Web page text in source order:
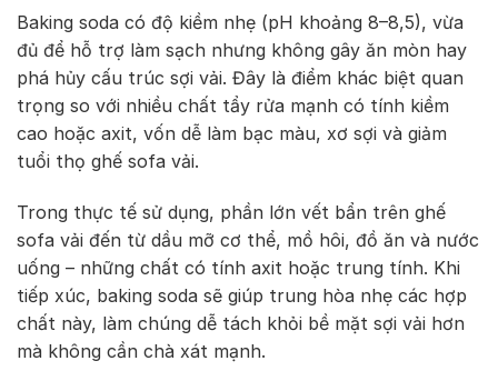
Baking soda có độ kiềm nhẹ (pH khoảng 8–8,5), vừa
đủ để hỗ trợ làm sạch nhưng không gây ăn mòn hay
phá hủy cấu trúc sợi vải. Đây là điểm khác biệt quan
trọng so với nhiều chất tẩy rửa mạnh có tính kiềm
cao hoặc axit, vốn dễ làm bạc màu, xơ sợi và giảm
tuổi thọ ghế sofa vải.
Trong thực tế sử dụng, phần lớn vết bẩn trên ghế
sofa vải đến từ dầu mỡ cơ thể, mồ hôi, đồ ăn và nước
uống – những chất có tính axit hoặc trung tính. Khi
tiếp xúc, baking soda sẽ giúp trung hòa nhẹ các hợp
chất này, làm chúng dễ tách khỏi bề mặt sợi vải hơn
mà không cần chà xát mạnh.